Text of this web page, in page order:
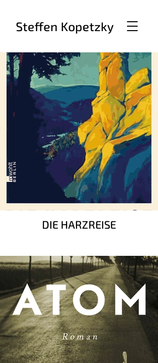
Steffen Kopetzky
DIE HARZREISE